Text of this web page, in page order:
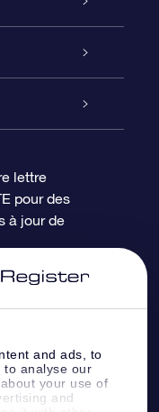
and ads, to
to analyse our
your use of
and
lettre
pour des
à jour de